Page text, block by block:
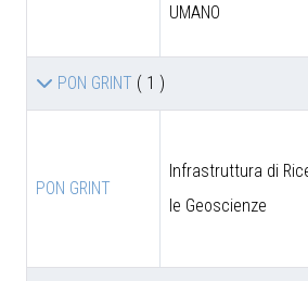
UMANO
PON GRINT ( 1 )
PON GRINT
Infrastruttura di
le Geoscienze